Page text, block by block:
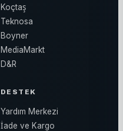
Koçtaş
Teknosa
Boyner
MediaMarkt
D&R
DESTEK
Yardım Merkezi
İade ve Kargo